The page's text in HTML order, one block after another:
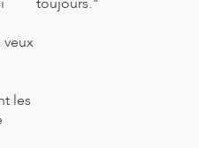
veux
les
toujours."